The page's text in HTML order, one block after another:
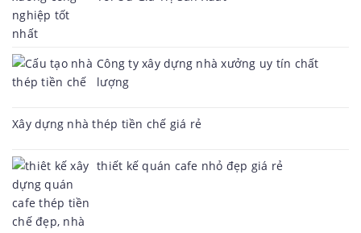
Công ty xây dựng nhà xưởng uy tín chất
lượng
Xây dựng nhà thép tiền chế giá rẻ
thiết kế quán cafe nhỏ đẹp giá rẻ